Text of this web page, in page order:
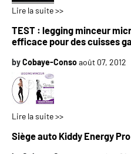
Lire la suite >>
TEST : legging minceur
efficace pour des cuisses
byCobaye-Consoaoût 07, 2012
Lire la suite >>
Siège auto Kiddy Energy